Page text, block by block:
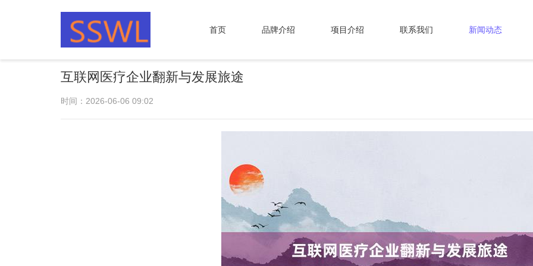
首页 品牌介绍 项目介绍 联系我们 新闻动态
互联网医疗企业翻新与发展旅途
时间：2026-06-06 09:02